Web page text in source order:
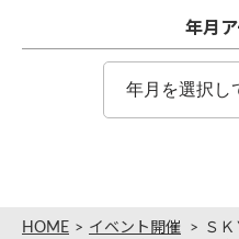
年月
HOME
イベント開催
Ｓ